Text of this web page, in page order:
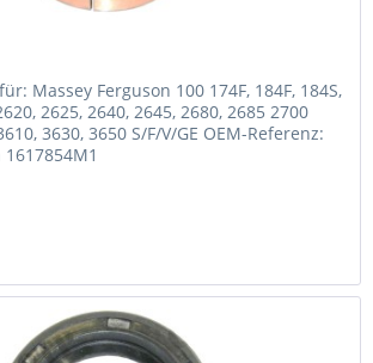
Massey Ferguson 100 174F, 184F, 184S,
2625, 2640, 2645, 2680, 2685 2700
3630, 3650 S/F/V/GE OEM-Referenz: